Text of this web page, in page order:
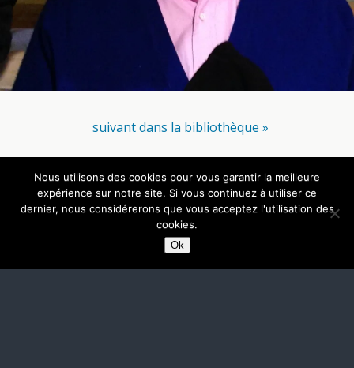
suivant dans la bibliothèque »
Retour au début
Nous utilisons des cookies pour vous garantir la meilleure
expérience sur notre site. Si vous continuez à utiliser ce
dernier, nous considérerons que vous acceptez l'utilisation des
cookies.
Ok